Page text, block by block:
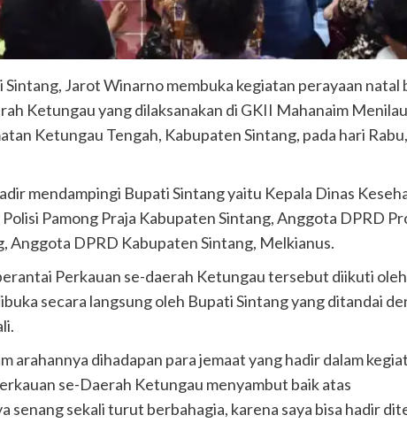
Sintang, Jarot Winarno membuka kegiatan perayaan natal
Ketungau yang dilaksanakan di GKII Mahanaim
Ketungau Tengah, Kabupaten Sintang, pada hari Rabu,
mendampingi Bupati Sintang yaitu Kepala Dinas
Pamong Praja Kabupaten Sintang, Anggota DPRD
Anggota DPRD Kabupaten Sintang, Melkianus.
Perkauan se-daerah Ketungau tersebut diikuti
secara langsung oleh Bupati Sintang yang ditandai
arahannya dihadapan para jemaat yang hadir dalam
se-Daerah Ketungau menyambut baik atas
senang sekali turut berbahagia, karena saya bisa hadir